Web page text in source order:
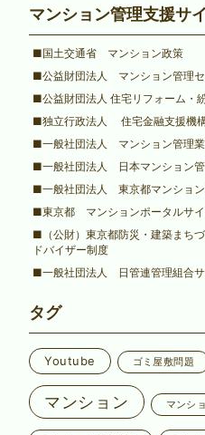
マンション管理支援サ
■国土交通省 マンション政策
■公益財団法人 マンション管理セ
■公益財団法人 住宅リフォーム・
■独立行政法人 住宅金融支援機
■一般社団法人 マンション管理
■一般社団法人 日本マンション
■一般社団法人 東京都マンショ
■東京都 マンションポータルサイ
■（公財）東京都防災・建築まち
ドバイザー制度
■一般社団法人 日管連管理組合サ
タグ
Youtube ゴミ屋敷問題
マンション マンシ